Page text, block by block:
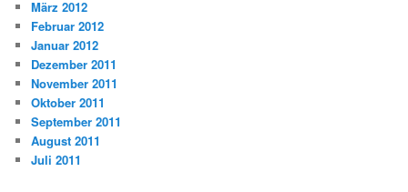
März 2012
Februar 2012
Januar 2012
Dezember 2011
November 2011
Oktober 2011
September 2011
August 2011
Juli 2011